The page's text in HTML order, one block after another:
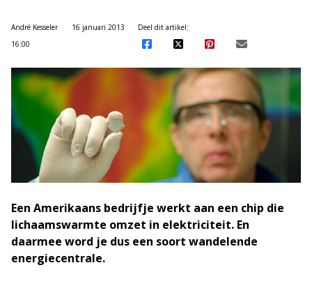
André Kesseler
16 januari 2013
16:00
Deel dit artikel:
Een Amerikaans bedrijfje werkt aan een chip die
lichaamswarmte omzet in elektriciteit. En
daarmee word je dus een soort wandelende
energiecentrale.